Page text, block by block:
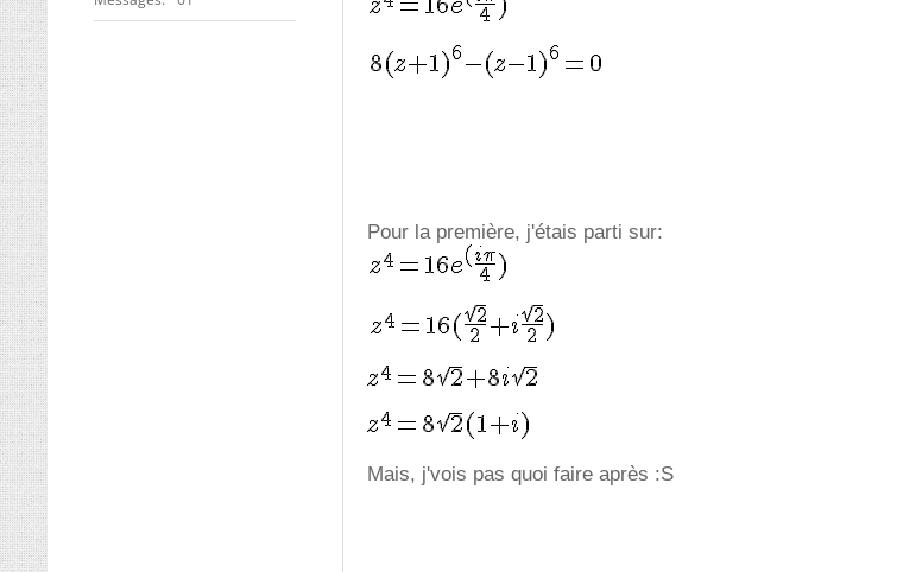
Pour la première, j'étais parti sur:
Mais, j'vois pas quoi faire après :S